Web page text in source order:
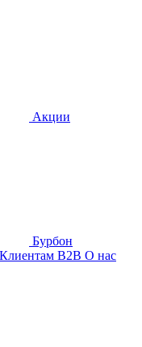
Акции
Бурбон
Клиентам B2B О нас